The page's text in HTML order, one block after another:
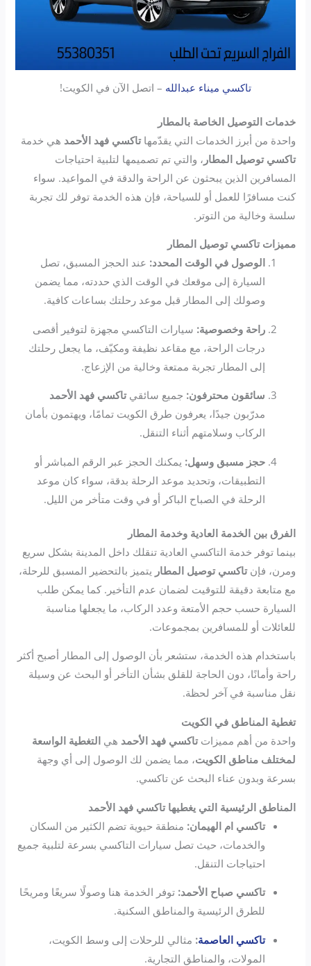
تاكسي ميناء عبدالله – اتصل الآن في الكويت!
خدمات التوصيل الخاصة بالمطار
واحدة من أبرز الخدمات التي يقدّمهاتاكسي فهد الأحمد هي خدمة
تاكسي توصيل المطار ، والتي تم تصميمها لتلبية احتياجات
المسافرين الذين يبحثون عن الراحة والدقة في المواعيد. سواء
كنت مسافرًا للعمل أو للسياحة، فإن هذه الخدمة توفر لك تجربة
سلسة وخالية من التوتر.
مميزات تاكسي توصيل المطار
الوصول في الوقت المحدد: عند الحجز المسبق، تصل
السيارة إلى موقعك في الوقت الذي حددته، مما يضمن
وصولك إلى المطار قبل موعد رحلتك بساعات كافية.
راحة وخصوصية: سيارات التاكسي مجهزة لتوفير أقصى
درجات الراحة، مع مقاعد نظيفة ومكيّف، ما يجعل رحلتك
إلى المطار تجربة ممتعة وخالية من الإزعاج.
سائقون محترفون: جميع سائقيتاكسي فهد الأحمد
مدرّبون جيدًا، يعرفون طرق الكويت تمامًا، ويهتمون بأمان
الركاب وسلامتهم أثناء التنقل.
حجز مسبق وسهل: يمكنك الحجز عبر الرقم المباشر أو
التطبيقات، وتحديد موعد الرحلة بدقة، سواء كان موعد
الرحلة في الصباح الباكر أو في وقت متأخر من الليل.
الفرق بين الخدمة العادية وخدمة المطار
بينما توفر خدمة التاكسي العادية تنقلك داخل المدينة بشكل سريع
ومرن، فإنتاكسي توصيل المطار يتميز بالتحضير المسبق للرحلة،
مع متابعة دقيقة للتوقيت لضمان عدم التأخير. كما يمكن طلب
السيارة حسب حجم الأمتعة وعدد الركاب، ما يجعلها مناسبة
للعائلات أو للمسافرين بمجموعات.
باستخدام هذه الخدمة، ستشعر بأن الوصول إلى المطار أصبح أكثر
راحة وأمانًا، دون الحاجة للقلق بشأن التأخر أو البحث عن وسيلة
نقل مناسبة في آخر لحظة.
تغطية المناطق في الكويت
واحدة من أهم مميزاتتاكسي فهد الأحمد هيالتغطية الواسعة
لمختلف مناطق الكويت، مما يضمن لك الوصول إلى أي وجهة
بسرعة وبدون عناء البحث عن تاكسي.
المناطق الرئيسية التي يغطيها تاكسي فهد الأحمد
تاكسي ام الهيمان: منطقة حيوية تضم الكثير من السكان
والخدمات، حيث تصل سيارات التاكسي بسرعة لتلبية جميع
احتياجات التنقل.
تاكسي صباح الأحمد: توفر الخدمة هنا وصولًا سريعًا ومريحًا
للطرق الرئيسية والمناطق السكنية.
تاكسي العاصمة: مثالي للرحلات إلى وسط الكويت،
المولات، والمناطق التجارية.